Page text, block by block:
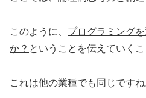
このように、 プログラミング
か？ ということを伝えていくこ
これは他の業種でも同じですね